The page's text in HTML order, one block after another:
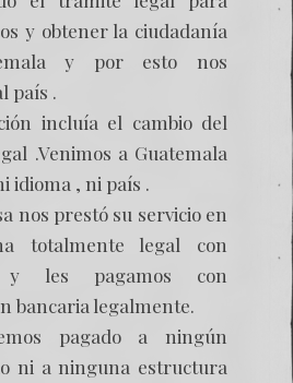
y obtener la ciudadanía
y por esto nos
país .
incluía el cambio del
.Venimos a Guatemala
idioma , ni país .
nos prestó su servicio en
totalmente legal con
y les pagamos con
bancaria legalmente.
pagado a ningún
ni a ninguna estructura